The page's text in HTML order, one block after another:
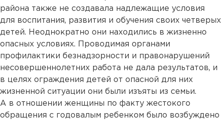
района также не создавала надлежащие условия
для воспитания, развития и обучения своих четверых
детей. Неоднократно они находились в жизненно
опасных условиях. Проводимая органами
профилактики безнадзорности и правонарушений
несовершеннолетних работа не дала результатов, и
в целях ограждения детей от опасной для них
жизненной ситуации они были изъяты из семьи.
А в отношении женщины по факту жестокого
обращения с годовалым ребенком было возбуждено